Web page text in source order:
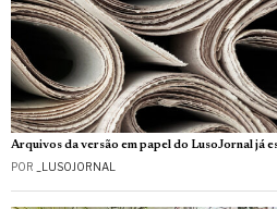
Arquivos da versão em papel do LusoJornal já
POR _LUSOJORNAL